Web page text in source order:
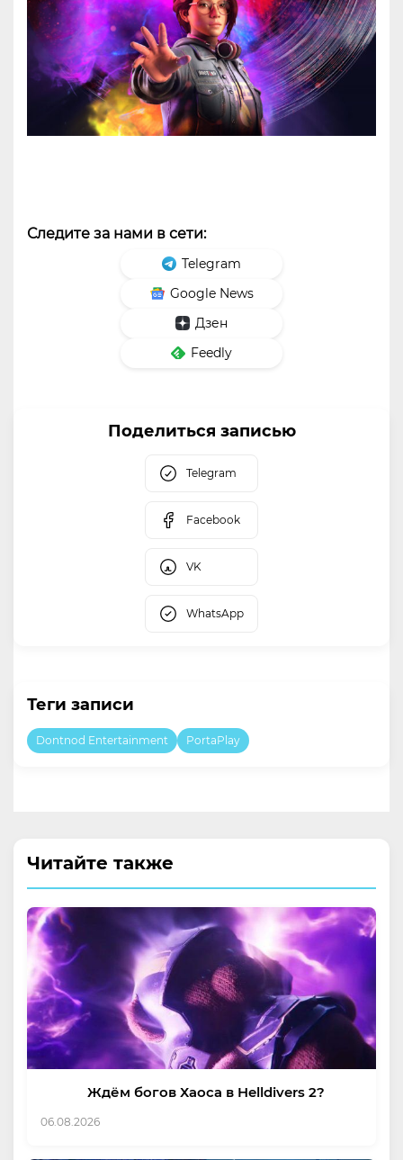
Следите за нами в сети:
Telegram
Google News
Дзен
Feedly
Поделиться записью
Telegram
Facebook
VK
WhatsApp
Теги записи
Dontnod Entertainment PortaPlay
Читайте также
Ждём богов Хаоса в Helldivers 2?
06.08.2026